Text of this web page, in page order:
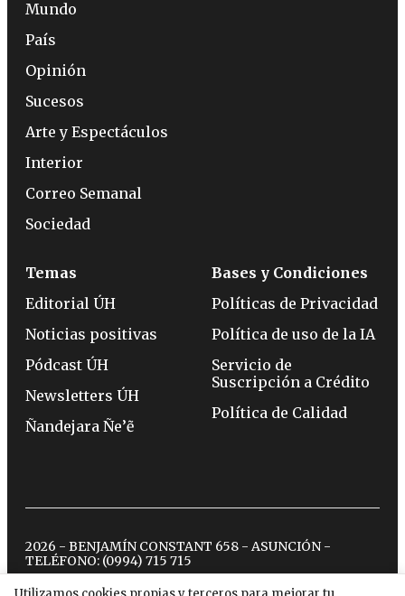
Mundo
País
Opinión
Sucesos
Arte y Espectáculos
Interior
Correo Semanal
Sociedad
Temas
Editorial ÚH
Noticias positivas
Pódcast ÚH
Newsletters ÚH
Ñandejara Ñe’ẽ
Bases y Condiciones
Políticas de Privacidad
Política de uso de la IA
Servicio de
Suscripción a Crédito
Política de Calidad
2026 - BENJAMÍN CONSTANT 658 - ASUNCIÓN -
TELÉFONO: (0994) 715 715